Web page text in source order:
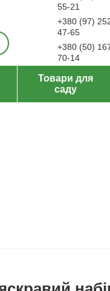
55-21
+380 (97)
47-65
+380 (50)
70-14
Товари для
саду